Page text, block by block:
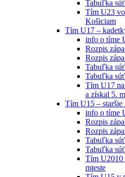
Tabuľka
Tím U23
Košiciam
Tím U17 –
info o tíme
Rozpis
Rozpis
Tabuľka
Tabuľka
Tím U17
a získal 5.
Tím U15 –
info o tíme
Rozpis
Rozpis
Tabuľka
Tabuľka
Tím U2010
mieste